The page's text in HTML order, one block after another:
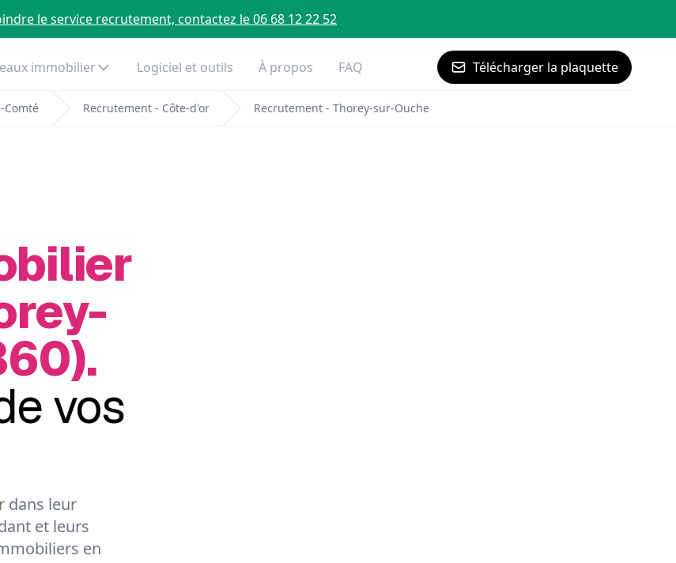
le service recrutement, contactez le 06 68 12 22 52
immobilier Logiciel et outils À propos FAQ Télécharger la plaquette
Comté Recrutement - Côte-d'or Recrutement - Thorey-sur-Ouche
vos
dans leur
et leurs
en